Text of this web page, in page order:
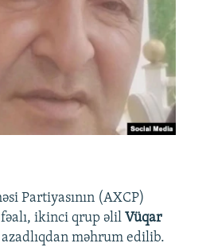
Partiyasının (AXCP)
ikinci qrup əlil Vüqar
məhrum edilib.